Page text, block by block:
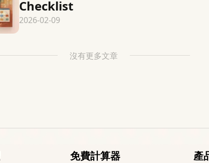
Checklist
2026-02-09
沒有更多文章
免費計算器 產